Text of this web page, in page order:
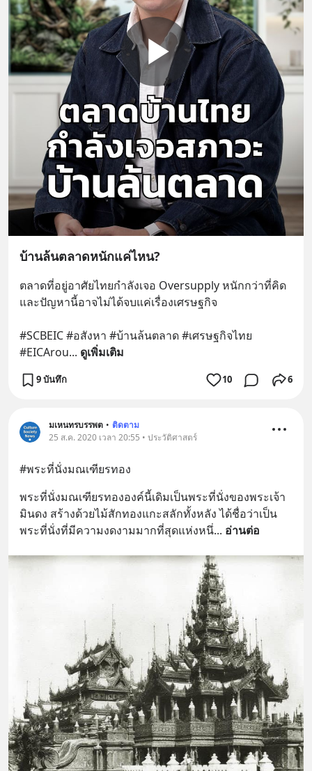
บ้านล้นตลาดหนักแค่ไหน?
ตลาดที่อยู่อาศัยไทยกำลังเจอ Oversupply หนักกว่าที่คิด
และปัญหานี้อาจไม่ได้จบแค่เรื่องเศรษฐกิจ
#SCBEIC #อสังหา #บ้านล้นตลาด #เศรษฐกิจไทย
#EICArou... ดูเพิ่มเติม
9 บันทึก 10 6
มเหนทรบรรพต • ติดตาม
25 ส.ค. 2020 เวลา 20:55 • ประวัติศาสตร์
#พระที่นั่งมณเฑียรทอง
พระที่นั่งมณเฑียรทององค์นี้เดิมเป็นพระที่นั่งของพระเจ้า
มินดง สร้างด้วยไม้สักทองแกะสลักทั้งหลัง ได้ชื่อว่าเป็น
พระที่นั่งที่มีความงดงามมากที่สุดแห่งหนึ่... อ่านต่อ